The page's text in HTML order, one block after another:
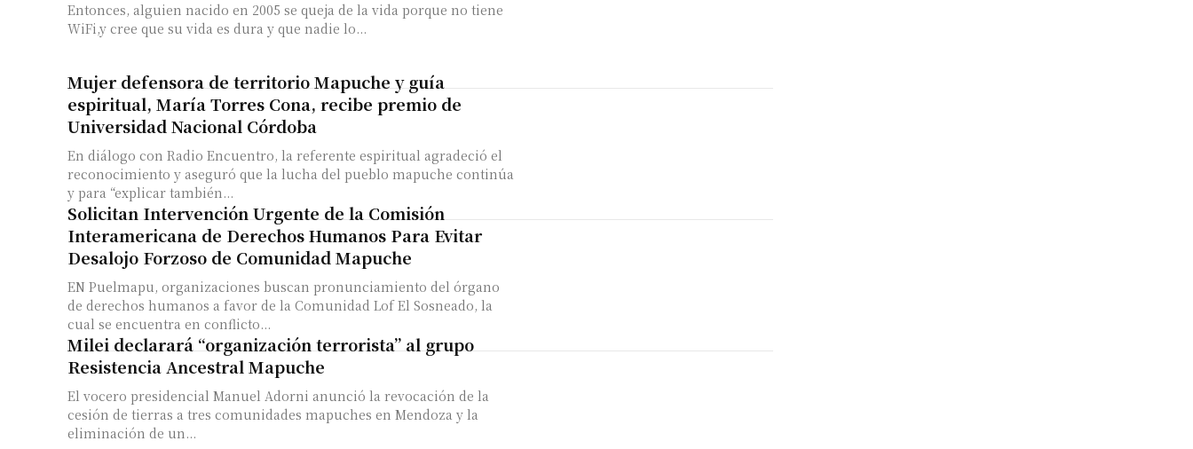
Entonces, alguien nacido en 2005 se queja de la vida porque no tiene
WiFi,y cree que su vida es dura y que nadie lo...
Mujer defensora de territorio Mapuche y guía
espiritual, María Torres Cona, recibe premio de
Universidad Nacional Córdoba
En diálogo con Radio Encuentro, la referente espiritual agradeció el
reconocimiento y aseguró que la lucha del pueblo mapuche continúa
y para “explicar también...
Solicitan Intervención Urgente de la Comisión
Interamericana de Derechos Humanos Para Evitar
Desalojo Forzoso de Comunidad Mapuche
EN Puelmapu, organizaciones buscan pronunciamiento del órgano
de derechos humanos a favor de la Comunidad Lof El Sosneado, la
cual se encuentra en conflicto...
Milei declarará “organización terrorista” al grupo
Resistencia Ancestral Mapuche
El vocero presidencial Manuel Adorni anunció la revocación de la
cesión de tierras a tres comunidades mapuches en Mendoza y la
eliminación de un...